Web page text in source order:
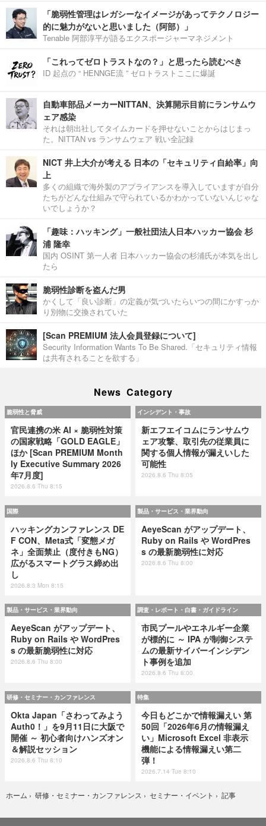
「脆弱性管理はレガシーなイメージがあってテクノロジー
的に魅力がないと思いました（阿部）」
Tenable 阿部淳平が語るエクスポージャーマネジメント
「これってゼロトラストなの？」と思ったら読むべき
ID 起点の “ HENNGE流 ” ゼロトラストここに爆誕
自動車部品メーカーNITTAN、決算開示目前にランサムウ
ェア感染
それは朝出社してタイムカードを押せないことからはじまっ
た。NITTAN vs ランサムウェア 戦い全記録
NICT 井上大介が考える 日本の「セキュリティ自給率」向
上
多くの組織で海外製のアプライアンスを導入していますが自分
たちがどんな仕組みで守られているかわかっていないんじゃな
いでしょうか？
「趣味：ハッキング」一般社団法人日本ハッカー協会 杉
浦 隆幸
国内 OSINT 第一人者 日本ハッカー協会の杉浦氏が本気を出し
たら
脆弱性診断を盗んだ男
かくして「良い診断」の定義が気づいたらいつの間にかすっか
り別物に交換されていた
[Scan PREMIUM 法人会員登録について]
Security Information Wants To Be Shared.「セキュリティ情報
は共有されることを欲する」
News Category
脆弱性と脅威
官民連携の米 AI × 脆弱性対策
の国家戦略「GOLD EAGLE」
ほか [Scan PREMIUM Month
ly Executive Summary 2026
年7月度]
2026.8.6 Thu 8:15
インシデント・事故
新エフエイコムにランサムウ
ェア攻撃、取引先の従業員に
関する個人情報が漏えいした
可能性
2026.8.6 Thu 8:05
国際
ハッキングカンファレンス DE
F CON、Meta式「変態メガ
ネ」全面禁止（度付きもNG）
広がるスマートグラス締め出
し
2026.8.3 Mon 8:15
製品・サービス・業界動向
AeyeScan がアップデート、
Ruby on Rails や WordPres
s の最新脆弱性に対応
2026.8.6 Thu 8:00
製品・サービス・業界動向
AeyeScan がアップデート、
Ruby on Rails や WordPres
s の最新脆弱性に対応
2026.8.6 Thu 8:00
調査・レポート・白書・ガイドライン
市民プールやエネルギー企業
が標的に ～ IPA が制御システ
ムの最新サイバーインシデン
ト事例を追加
2026.8.6 Thu 8:00
研修・セミナー・カンファレンス
Okta Japan「さわってみよう
Auth0！」を9月11日に大阪で
開催 ～ 初心者向けハンズオン
＆解説セッション
2026.8.6 Thu 8:10
特集
今日もどこかで情報漏えい 第
50回「2026年6月の情報漏え
い」Microsoft Excel 非表示
機能による情報漏えい第二
弾！
2026.7.14 Tue 8:10
ホーム › 研修・セミナー・カンファレンス › セミナー・イベント › 記事